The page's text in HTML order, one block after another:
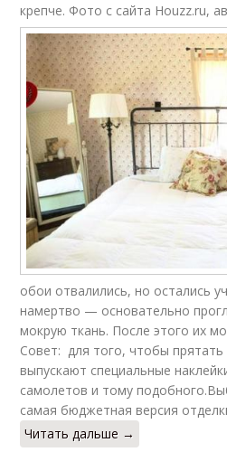
крепче. Фото с сайта Houzz.ru,
обои отвалились, но остались
намертво — основательно
мокрую ткань. После этого их
Совет: для того, чтобы прятать
выпускают специальные
самолетов и тому
самая бюджетная версия
Читать дальше →